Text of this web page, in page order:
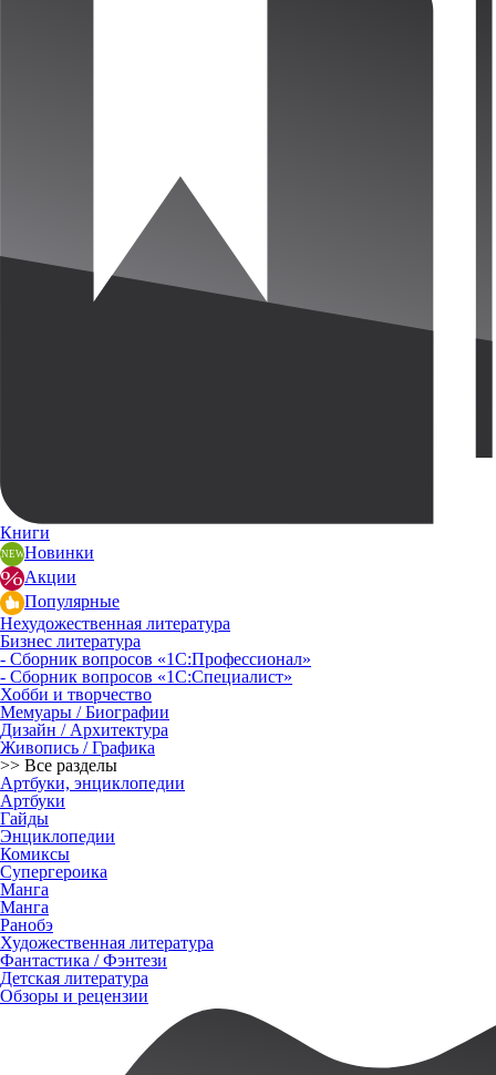
Книги
Новинки
Акции
Популярные
Нехудожественная литература
Бизнес литература
- Сборник вопросов «1С:Профессионал»
- Сборник вопросов «1С:Специалист»
Хобби и творчество
Мемуары / Биографии
Дизайн / Архитектура
Живопись / Графика
>> Все разделы
Артбуки, энциклопедии
Артбуки
Гайды
Энциклопедии
Комиксы
Супергероика
Манга
Манга
Ранобэ
Художественная литература
Фантастика / Фэнтези
Детская литература
Обзоры и рецензии